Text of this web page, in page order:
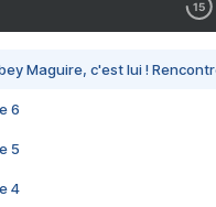
Maguire, c'est lui !
6
5
4